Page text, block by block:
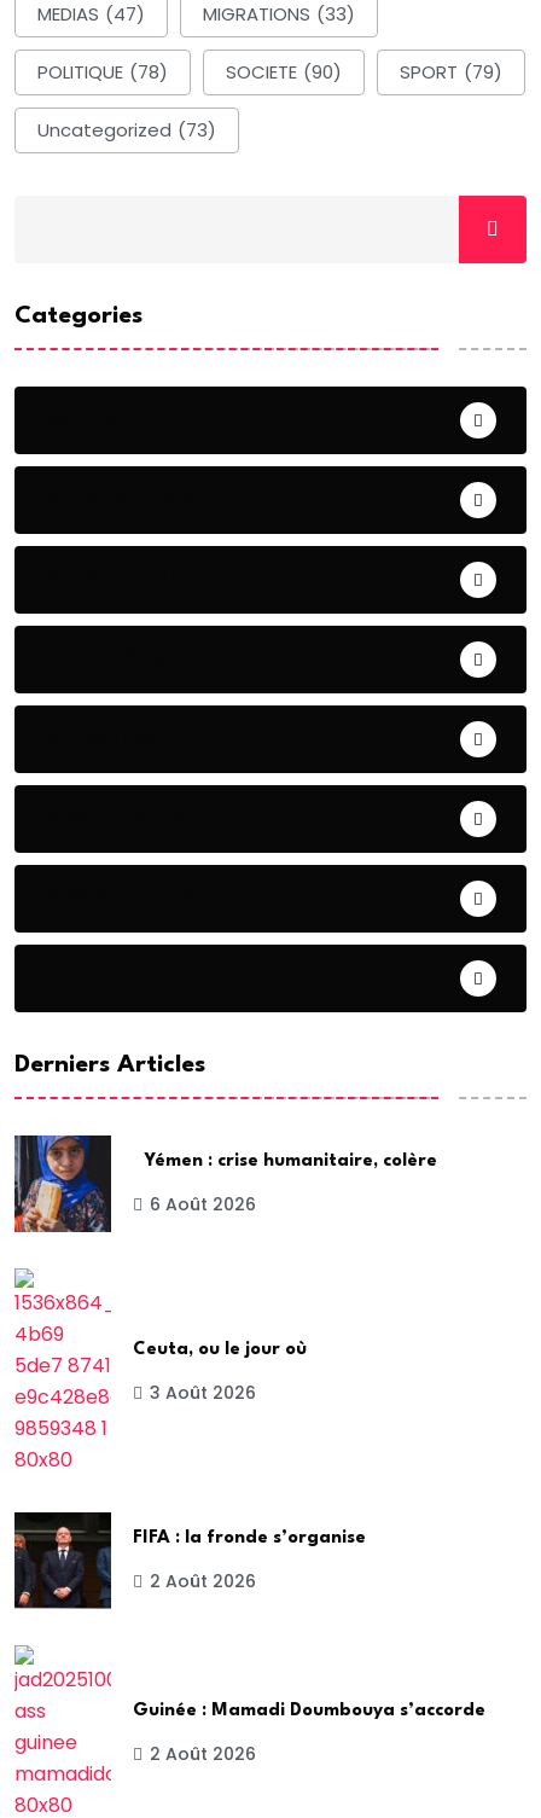
MEDIAS (47) MIGRATIONS (33)
POLITIQUE (78) SOCIETE (90) SPORT (79)
Uncategorized (73)
Categories
Derniers Articles
Yémen : crise humanitaire, colère
6 Août 2026
Ceuta, ou le jour où
3 Août 2026
FIFA : la fronde s’organise
2 Août 2026
Guinée : Mamadi Doumbouya s’accorde
2 Août 2026